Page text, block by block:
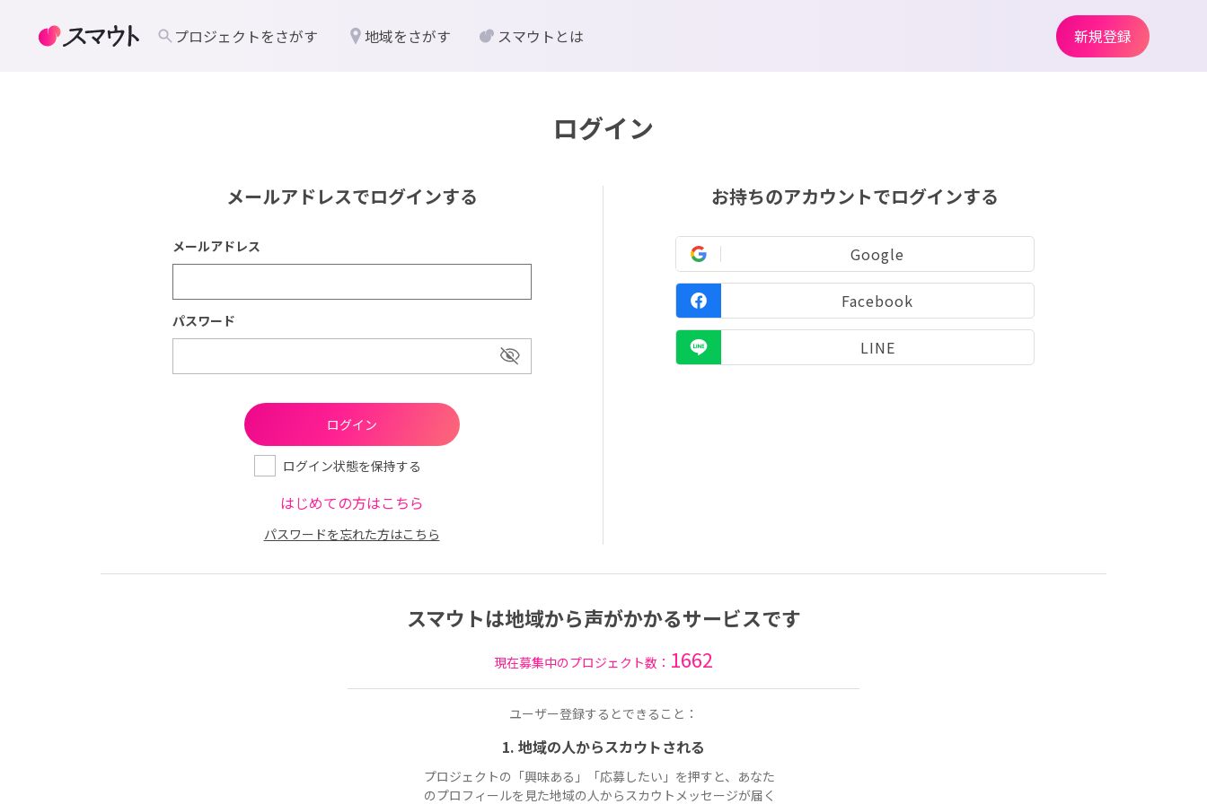
ログイン
メールアドレスでログインする
メールアドレス
パスワード
ログイン状態を保持する
はじめての方はこちら
パスワードを忘れた方はこちら
お持ちのアカウントでログインする
Google
Facebook
LINE
スマウトは地域から声がかかるサービスです
現在募集中のプロジェクト数： 1662
ユーザー登録するとできること：
1. 地域の人からスカウトされる
プロジェクトの「興味ある」「応募したい」を押すと、あなた
のプロフィールを見た地域の人からスカウトメッセージが届く
プロジェクトをさがす 地域をさがす スマウトとは 新規登録